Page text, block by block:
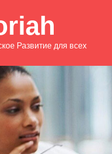
Развитие для всех